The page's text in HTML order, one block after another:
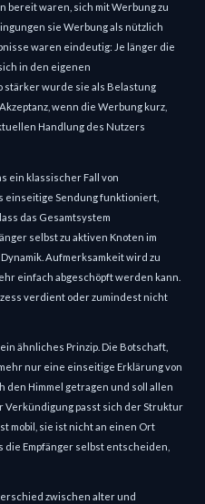
bereit waren, sich mit Werbung zu
sie Werbung als nützlich
waren eindeutig: Je länger die
in den eigenen
stärker wurde sie als Belastung
wenn die Werbung kurz,
Handlung des Nutzers
ein klassischer Fall von
einseitige Sendung funktioniert,
das Gesamtsystem
selbst zu aktiven Knoten im
Aufmerksamkeit wird zu
einfach abgeschöpft werden kann.
verdient oder zumindest nicht
ähnliches Prinzip. Die Botschaft,
nur eine einseitige Erklärung von
den Himmel getragen und soll allen
Verkündigung passt sich der Struktur
mobil, sie ist nicht an einen Ort
die Empfänger selbst entscheiden,
zwischen alter und